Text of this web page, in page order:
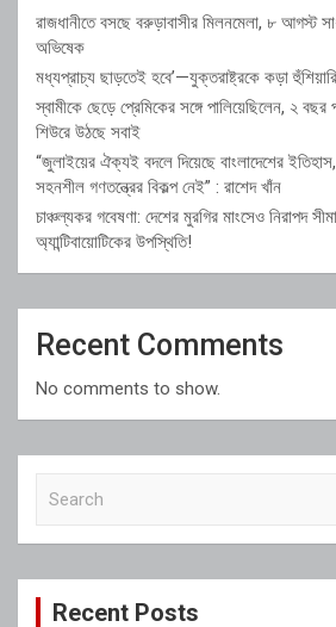
রাজধানীতে বসছে বরুড়াবাসীর মিলনমেলা, ৮ আগস্ট
অভিষেক
মধ্যপ্রাচ্য ছাড়তেই হবে’—যুক্তরাষ্ট্রকে কড়া
স্বামীকে ছেড়ে প্রেমিকের সঙ্গে পালিয়েছিলেন, ২
শিউরে উঠছে সবাই
“জুলাইয়ের ঐক্যই বদলে দিয়েছে বাংলাদেশের
সহনশীল গণতন্ত্রের বিকল্প নেই” : রাশেদ খাঁন
চাঞ্চল্যকর গবেষণা: দেশের মুরগির মাংসেও নিরাপদ
অ্যান্টিবায়োটিকের উপস্থিতি!
Recent Comments
No comments to show.
c
Recent Posts